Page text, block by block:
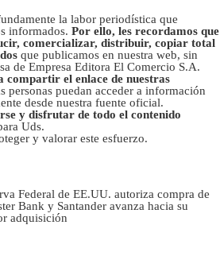
la labor periodística que
informados. Por ello, les recordamos que
comercializar, distribuir, copiar total
que publicamos en nuestra web, sin
de Empresa Editora El Comercio S.A.
compartir el enlace de nuestras
personas puedan acceder a información
desde nuestra fuente oficial.
y disfrutar de todo el contenido
Uds.
y valorar este esfuerzo.
Federal de EE.UU. autoriza compra de
Bank y Santander avanza hacia su
adquisición